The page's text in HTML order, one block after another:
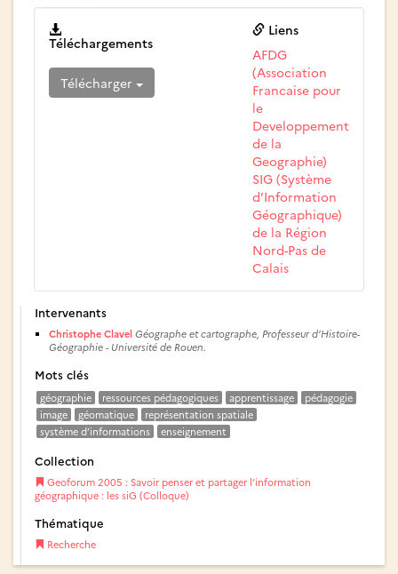
Téléchargements
Télécharger
Liens
AFDG
(Association
Francaise pour
le
Developpement
de la
Geographie)
SIG (Système
d’Information
Géographique)
de la Région
Nord-Pas de
Calais
Intervenants
Christophe Clavel Géographe et cartographe, Professeur d’Histoire-
Géographie - Université de Rouen.
Mots clés
géographie ressources pédagogiques apprentissage
pédagogie
image
géomatique
représentation spatiale
système d’informations
enseignement
Collection
Geoforum 2005 : Savoir penser et partager l’information
géographique : les siG (Colloque)
Thématique
Recherche